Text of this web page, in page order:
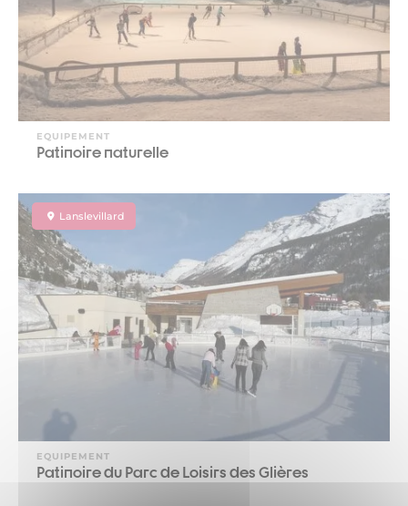
EQUIPEMENT
Patinoire naturelle
Lanslevillard
EQUIPEMENT
Patinoire du Parc de Loisirs des Glières